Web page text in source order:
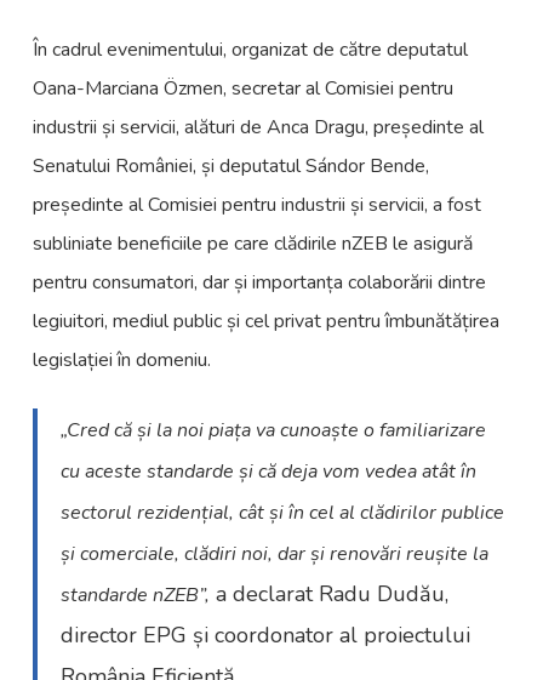
În cadrul evenimentului, organizat de către deputatul
Oana-Marciana Özmen, secretar al Comisiei pentru
industrii și servicii, alături de Anca Dragu, președinte al
Senatului României, și deputatul Sándor Bende,
președinte al Comisiei pentru industrii și servicii, a fost
subliniate beneficiile pe care clădirile nZEB le asigură
pentru consumatori, dar și importanța colaborării dintre
legiuitori, mediul public și cel privat pentru îmbunătățirea
legislației în domeniu.
„Cred că și la noi piața va cunoaște o familiarizare
cu aceste standarde și că deja vom vedea atât în
sectorul rezidențial, cât și în cel al clădirilor publice
și comerciale, clădiri noi, dar și renovări reușite la
standarde nZEB”, a declarat Radu Dudău,
director EPG și coordonator al proiectului